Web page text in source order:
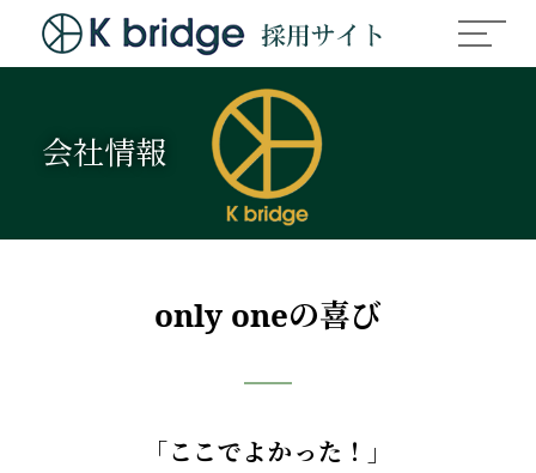
会社情報
only oneの喜び
「ここでよかった！」